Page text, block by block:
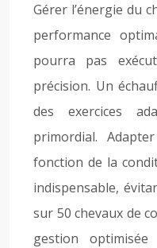
Gérer l’énergie du
performance
pourra pas
précision. Un
des exercices
primordial.
fonction de la
indispensable,
sur 50 chevaux de
gestion